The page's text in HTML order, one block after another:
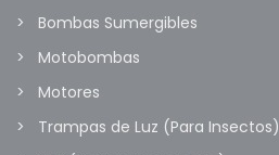
Bombas Sumergibles
Motobombas
Motores
Trampas de Luz (Para Insectos)